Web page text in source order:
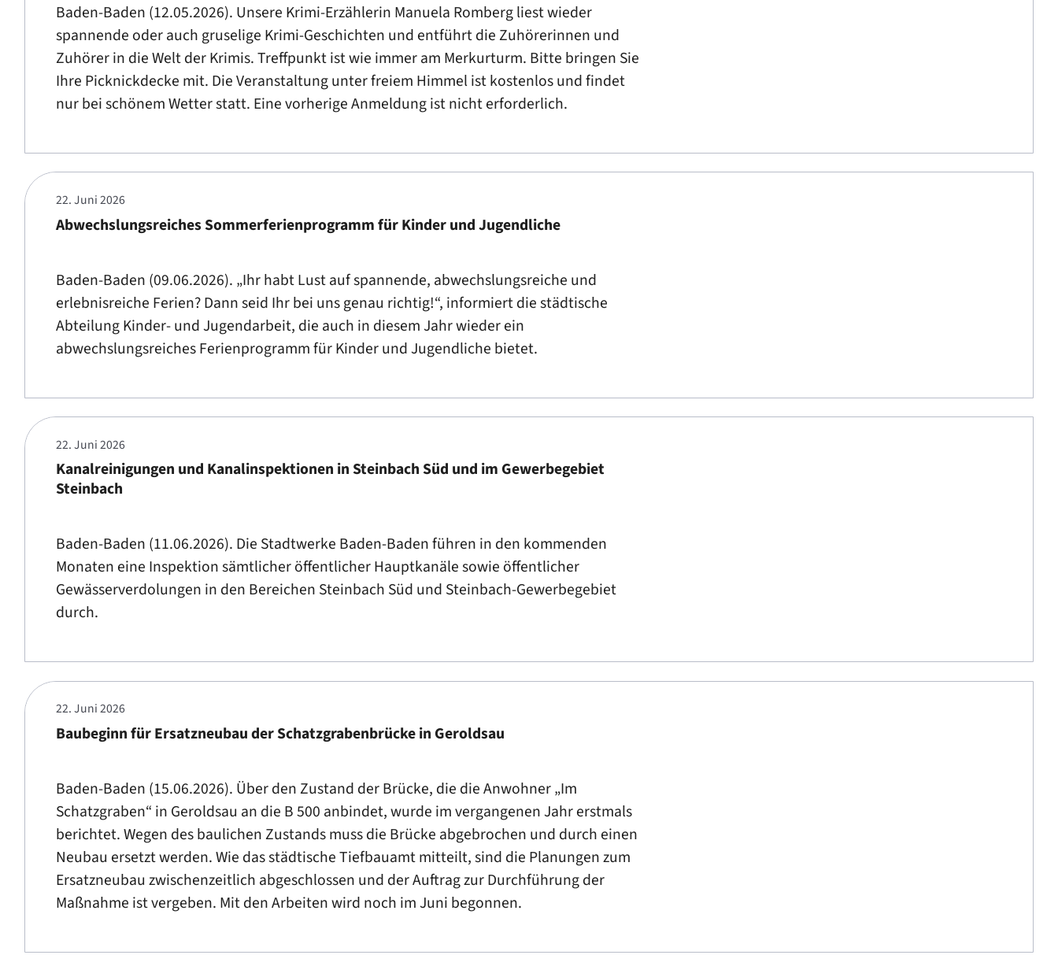
Baden-Baden (12.05.2026). Unsere Krimi-Erzählerin Manuela Romberg liest wieder
spannende oder auch gruselige Krimi-Geschichten und entführt die Zuhörerinnen und
Zuhörer in die Welt der Krimis. Treffpunkt ist wie immer am Merkurturm. Bitte bringen Sie
Ihre Picknickdecke mit. Die Veranstaltung unter freiem Himmel ist kostenlos und findet
nur bei schönem Wetter statt. Eine vorherige Anmeldung ist nicht erforderlich.
22. Juni 2026
Abwechslungsreiches Sommerferienprogramm für Kinder und Jugendliche
Baden-Baden (09.06.2026). „Ihr habt Lust auf spannende, abwechslungsreiche und
erlebnisreiche Ferien? Dann seid Ihr bei uns genau richtig!“, informiert die städtische
Abteilung Kinder- und Jugendarbeit, die auch in diesem Jahr wieder ein
abwechslungsreiches Ferienprogramm für Kinder und Jugendliche bietet.
22. Juni 2026
Kanalreinigungen und Kanalinspektionen in Steinbach Süd und im Gewerbegebiet
Steinbach
Baden-Baden (11.06.2026). Die Stadtwerke Baden-Baden führen in den kommenden
Monaten eine Inspektion sämtlicher öffentlicher Hauptkanäle sowie öffentlicher
Gewässerverdolungen in den Bereichen Steinbach Süd und Steinbach-Gewerbegebiet
durch.
22. Juni 2026
Baubeginn für Ersatzneubau der Schatzgrabenbrücke in Geroldsau
Baden-Baden (15.06.2026). Über den Zustand der Brücke, die die Anwohner „Im
Schatzgraben“ in Geroldsau an die B 500 anbindet, wurde im vergangenen Jahr erstmals
berichtet. Wegen des baulichen Zustands muss die Brücke abgebrochen und durch einen
Neubau ersetzt werden. Wie das städtische Tiefbauamt mitteilt, sind die Planungen zum
Ersatzneubau zwischenzeitlich abgeschlossen und der Auftrag zur Durchführung der
Maßnahme ist vergeben. Mit den Arbeiten wird noch im Juni begonnen.